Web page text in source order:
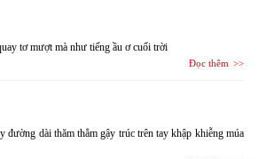
tơ mượt mà như tiếng ầu ơ cuối trời
Đọc thêm
dài thăm thẳm gậy trúc trên tay khập khiễng múa